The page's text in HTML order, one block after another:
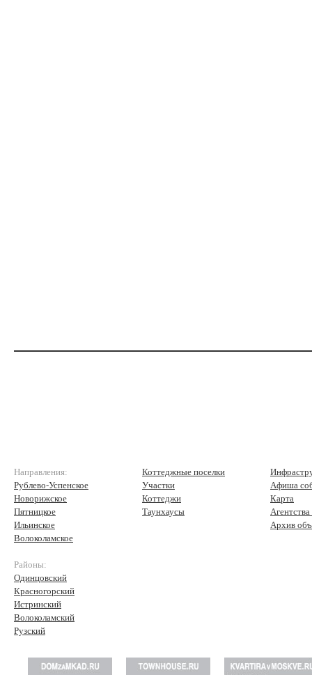
Направления:
Рублево-Успенское
Новорижское
Пятницкое
Ильинское
Волоколамское
Районы:
Одинцовский
Красногорский
Истринский
Волоколамский
Рузский
Коттеджные поселки
Участки
Коттеджи
Таунхаусы
Афиша
Карта
Архив